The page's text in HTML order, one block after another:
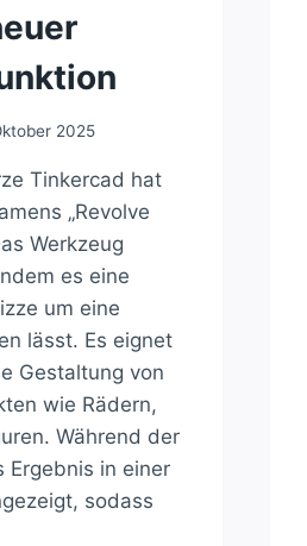
2025
Tinkercad hat
„Revolve
Werkzeug
es eine
um eine
lässt. Es eignet
Gestaltung von
wie Rädern,
Während der
Ergebnis in einer
sodass